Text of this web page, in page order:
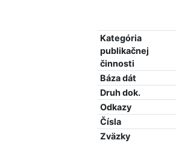
Kategória
publikačnej
činnosti
Báza dát
Druh dok.
Odkazy
Čísla
Zväzky